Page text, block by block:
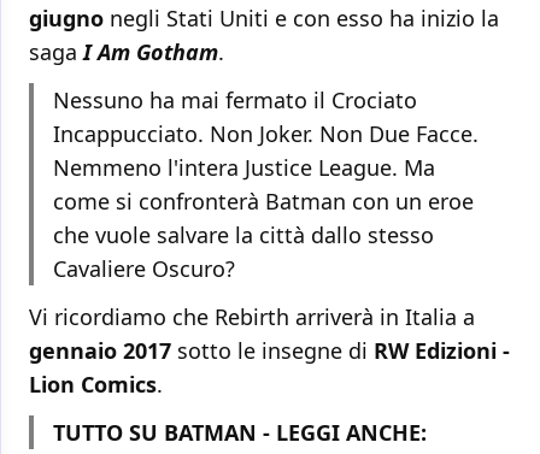
giugno negli Stati Uniti e con esso ha inizio la
sagaI Am Gotham.
Nessuno ha mai fermato il Crociato
Incappucciato. Non Joker. Non Due Facce.
Nemmeno l'intera Justice League. Ma
come si confronterà Batman con un eroe
che vuole salvare la città dallo stesso
Cavaliere Oscuro?
Vi ricordiamo che Rebirth arriverà in Italia a
gennaio 2017 sotto le insegne di RW Edizioni -
Lion Comics.
TUTTO SU BATMAN - LEGGI ANCHE: